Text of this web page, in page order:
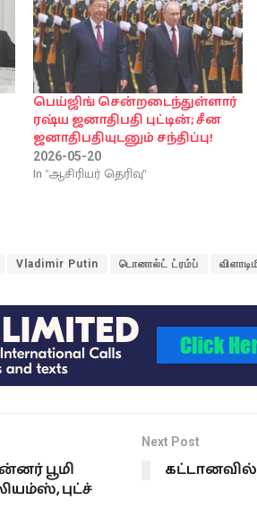
பெய்ஜிங் சென்றடைந்துள்ளார்
ரஷ்ய ஜனாதிபதி புட்டின்; சீன
ஜனாதிபதியுடனும் சந்திப்பு!
2026-05-20
In "ஆசிரியர் தெரிவு"
Vladimir Putin டொனால்ட் ட்ரம்ப்
பூமி
புட்ச்
Next Post
கட்டானவில்